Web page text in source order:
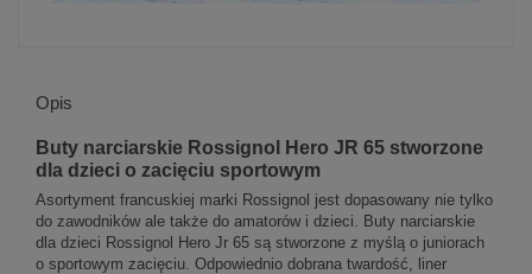
Opis
Buty narciarskie Rossignol Hero JR 65 stworzone
dla dzieci o zacięciu sportowym
Asortyment francuskiej marki Rossignol jest dopasowany nie tylko
do zawodników ale także do amatorów i dzieci. Buty narciarskie
dla dzieci Rossignol Hero Jr 65 są stworzone z myślą o juniorach
o sportowym zacięciu. Odpowiednio dobrana twardość, liner